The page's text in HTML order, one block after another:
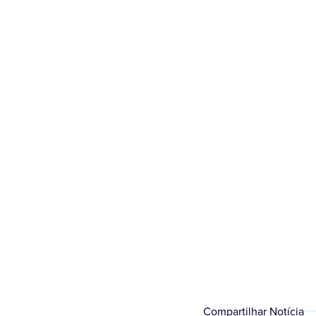
Compartilhar Notícia